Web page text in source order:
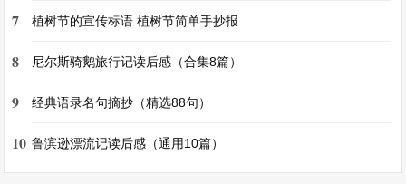
了笑说：“其实，那些事情都是我做的。”晓萱瞪大
引起你的注意。你总是一个人，我想和你做朋友，
可是不知道该怎么开口，所以才想出了这个笨办
7 植树节的宣传标语 植树节简单手抄报
8 尼尔斯骑鹅旅行记读后感（合集8篇）
9 经典语录名句摘抄（精选88句）
10 鲁滨逊漂流记读后感（通用10篇）